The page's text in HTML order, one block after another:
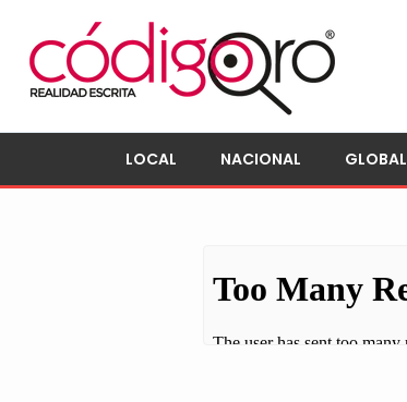
LOCAL NACIONAL GLOBAL